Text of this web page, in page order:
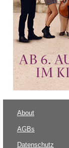
About
AGBs
Datenschutz